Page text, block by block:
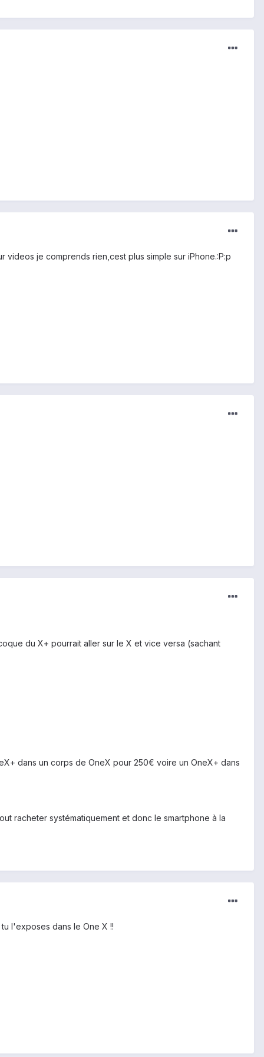
je comprends rien,cest plus simple sur iPhone.:P:p
du X+ pourrait aller sur le X et vice versa (sachant
dans un corps de OneX pour 250€ voire un OneX+ dans
racheter systématiquement et donc le smartphone à la
l'exposes dans le One X !!